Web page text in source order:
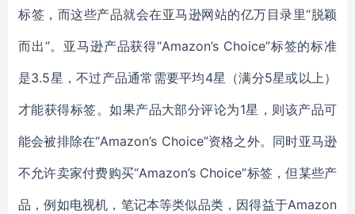
标签，而这些产品就会在亚马逊网站的亿万目录里“脱颖
而出”。亚马逊产品获得“Amazon’s Choice”标签的标准
是3.5星，不过产品通常需要平均4星（满分5星或以上）
才能获得标签。如果产品大部分评论为1星，则该产品可
能会被排除在“Amazon’s Choice”资格之外。同时亚马逊
不允许卖家付费购买“Amazon’s Choice”标签，但某些产
品，例如电视机，笔记本等类似品类，因得益于Amazon